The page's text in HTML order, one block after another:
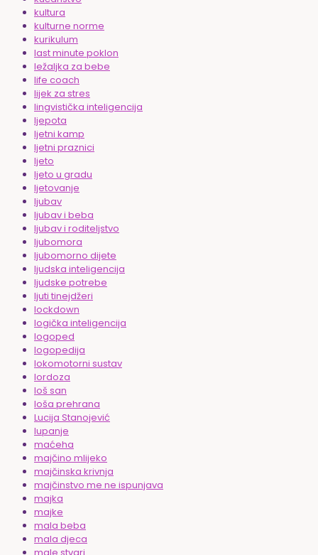
kultura
kulturne norme
kurikulum
last minute poklon
ležaljka za bebe
life coach
lijek za stres
lingvistička inteligencija
ljepota
ljetni kamp
ljetni praznici
ljeto
ljeto u gradu
ljetovanje
ljubav
ljubav i beba
ljubav i roditeljstvo
ljubomora
ljubomorno dijete
ljudska inteligencija
ljudske potrebe
ljuti tinejdžeri
lockdown
logička inteligencija
logoped
logopedija
lokomotorni sustav
lordoza
loš san
loša prehrana
Lucija Stanojević
lupanje
maćeha
majčino mlijeko
majčinska krivnja
majčinstvo me ne ispunjava
majka
majke
mala beba
mala djeca